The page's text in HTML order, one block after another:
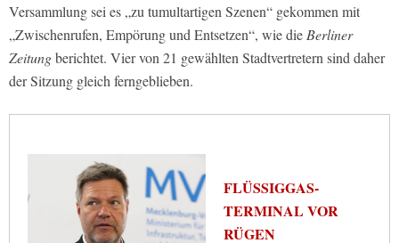
Versammlung sei es „zu tumultartigen Szenen“ gekommen mit
„Zwischenrufen, Empörung und Entsetzen“, wie die Berliner
Zeitungberichtet. Vier von 21 gewählten Stadtvertretern sind daher
der Sitzung gleich ferngeblieben.
FLÜSSIGGAS-
TERMINAL VOR
RÜGEN